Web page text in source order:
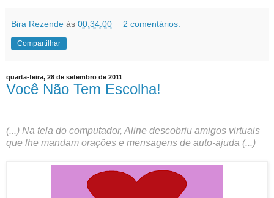
Bira Rezende às 00:34:00 2 comentários:
Compartilhar
quarta-feira, 28 de setembro de 2011
Você Não Tem Escolha!
(...) Na tela do computador, Aline descobriu amigos virtuais
que lhe mandam orações e mensagens de auto-ajuda (...)